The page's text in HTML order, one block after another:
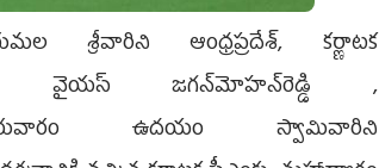
శ్రీవారిని ఆంధ్ర‌ప్ర‌దేశ్‌, క‌ర్ణాట‌క
వైయ‌స్‌ జగన్‌మోహన్‌రెడ్డి ,
ఉదయం స్వామివారిని